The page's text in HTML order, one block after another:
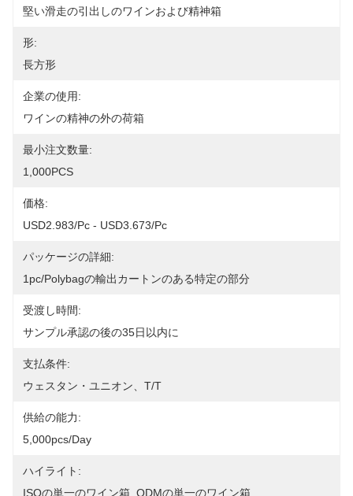
堅い滑走の引出しのワインおよび精神箱
形:
長方形
企業の使用:
ワインの精神の外の荷箱
最小注文数量:
1,000PCS
価格:
USD2.983/pc - USD3.673/pc
パッケージの詳細:
1pc/polybagの輸出カートンのある特定の部分
受渡し時間:
サンプル承認の後の35日以内に
支払条件:
ウェスタン・ユニオン、T/T
供給の能力:
5,000pcs/day
ハイライト:
ISOの単一のワイン箱 ODMの単一のワイン箱